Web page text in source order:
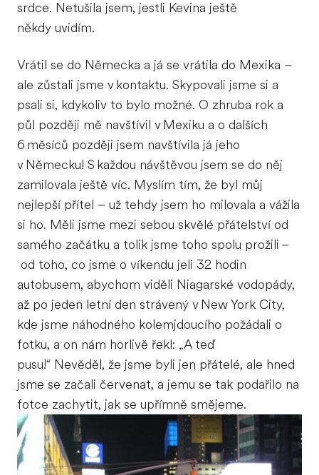
srdce. Netušila jsem, jestli Kevina ještě
někdy uvidím.
Vrátil se do Německa a já se vrátila do Mexika –
ale zůstali jsme v kontaktu. Skypovali jsme si a
psali si, kdykoliv to bylo možné. O zhruba rok a
půl později mě navštívil v Mexiku a o dalších
6 měsíců později jsem navštívila já jeho
v Německu! S každou návštěvou jsem se do něj
zamilovala ještě víc. Myslím tím, že byl můj
nejlepší přítel – už tehdy jsem ho milovala a vážila
si ho. Měli jsme mezi sebou skvělé přátelství od
samého začátku a tolik jsme toho spolu prožili –
od toho, co jsme o víkendu jeli 32 hodin
autobusem, abychom viděli Niagarské vodopády,
až po jeden letní den strávený v New York City,
kde jsme náhodného kolemjdoucího požádali o
fotku, a on nám horlivě řekl: „A teď
pusu!“ Nevěděl, že jsme byli jen přátelé, ale hned
jsme se začali červenat, a jemu se tak podařilo na
fotce zachytit, jak se upřímně smějeme.